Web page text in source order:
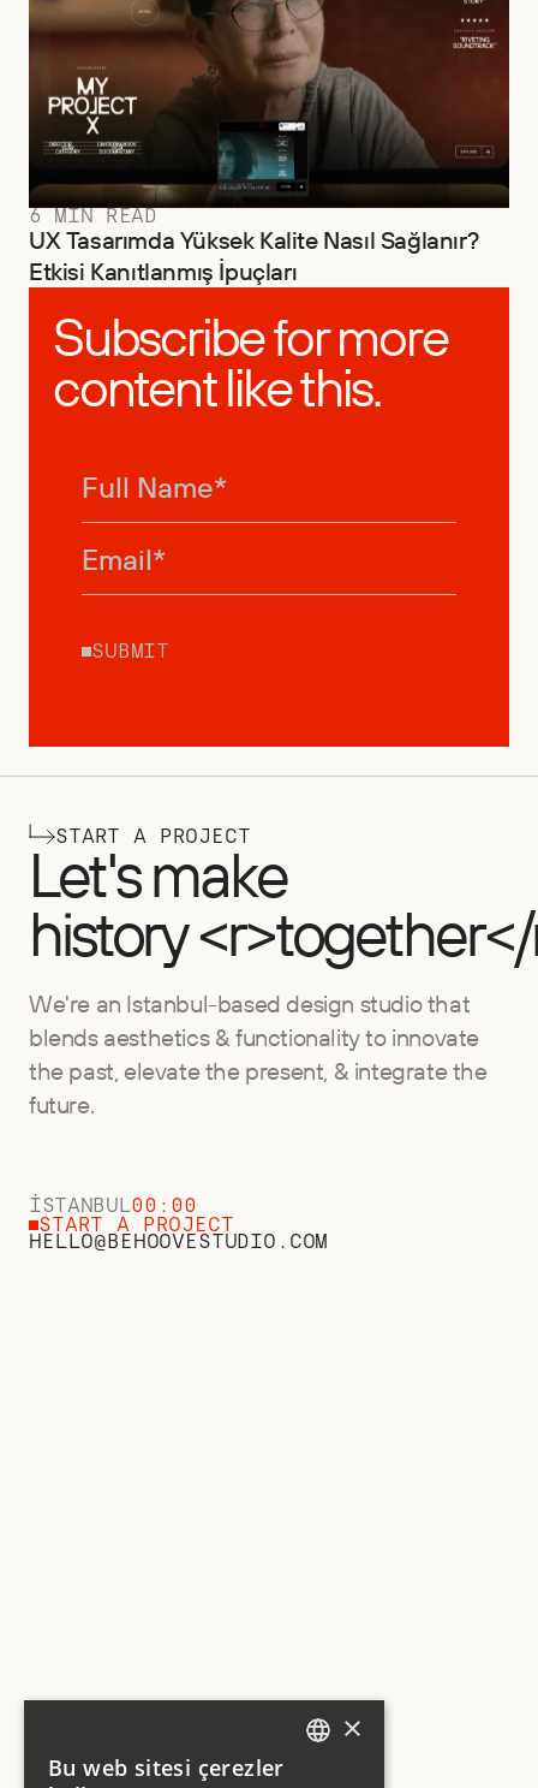
Subscribe for more
content like this.
SUBMIT
6 MIN READ
UX Tasarımda Yüksek Kalite Nasıl Sağlanır?
Etkisi Kanıtlanmış İpuçları
START A PROJECT
Let's make
history
We're an Istanbul-based design studio that
blends aesthetics & functionality to innovate
the past, elevate the present, & integrate the
future.
START A PROJECT
HELLO@BEHOOVESTUDIO.COM
İSTANBUL00:00
×
Bu web sitesi çerezler